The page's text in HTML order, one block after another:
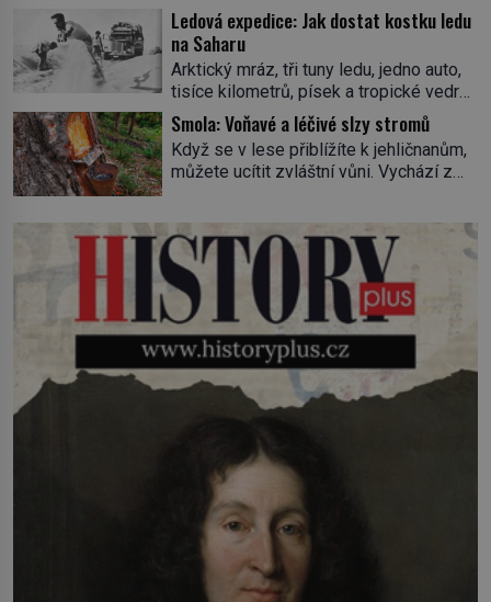
skrývá směs s názvem lučavka
královská. Svůj přídomek nemá pro nic
za nic, […]
jediného zástupce zvířecí říše – kabara
pižmového. V Evropě ho jako první
popíše švédský botanik Carl Linné
(1707–1778), jenže v Asii o něm ví už
celá staletí. Zvíře připomíná jelena,
v kohoutku dosahuje […]
Ledová expedice: Jak dostat kostku ledu
na Saharu
Arktický mráz, tři tuny ledu, jedno auto,
tisíce kilometrů, písek a tropické vedro.
To je ve zkratce zdánlivě nesplnitelná
výzva, která se promění v úžasné
dobrodružství a důkaz, že nic není
nemožné. Vše začíná na podzim 1958
neobvyklou výzvou. Tomu, kdo dokáže
dopravit ze severního polárního kruhu
na […]
Smola: Voňavé a léčivé slzy stromů
Když se v lese přiblížíte k jehličnanům,
můžete ucítit zvláštní vůni. Vychází z
právě v ní je síla stromu. Smola také
patří k nejstarším surovinám, s nimiž
lidstvo pracovalo. Chrání strom před
infekcí, hmyzem a vysycháním. Dá se
říct, že je to přírodní […]